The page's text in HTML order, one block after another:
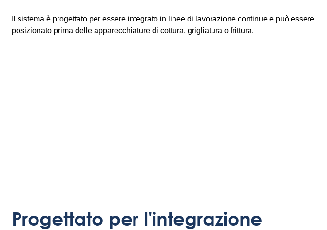
Il sistema è progettato per essere integrato in linee di lavorazione continue e può essere
posizionato prima delle apparecchiature di cottura, grigliatura o frittura.
Progettato per l'integrazione